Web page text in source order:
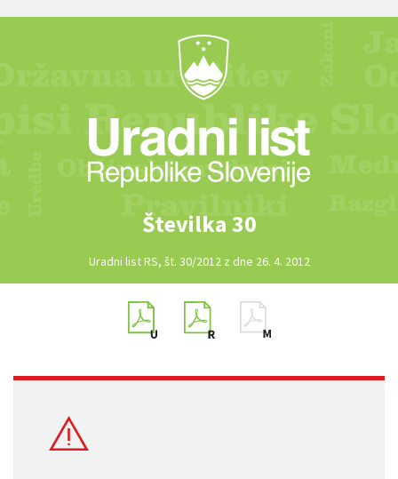
Številka 30
Uradni list RS, št. 30/2012 z dne 26. 4. 2012